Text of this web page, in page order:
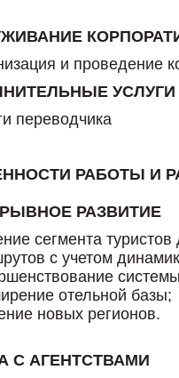
и проведение
УСЛУГИ
переводчика
РАБОТЫ И
РАЗВИТИЕ
сегмента
с учетом
отельной базы;
новых регионов.
С АГЕНТСТВАМИ